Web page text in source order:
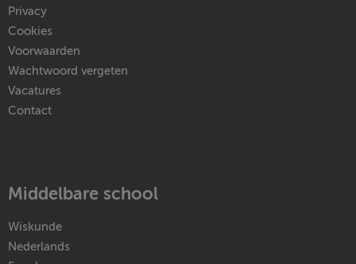
Privacy
Cookies
Voorwaarden
Wachtwoord vergeten
Vacatures
Contact
Middelbare school
Wiskunde
Nederlands